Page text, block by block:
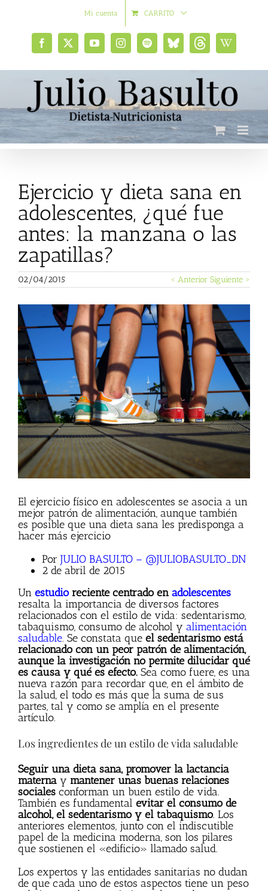
Mi cuenta CARRITO
Facebook
X YouTubeInstagramSpotifyBluesky
social
ThreadsWikipedia
Ejercicio y dieta sana en
adolescentes, ¿qué fue
antes: la manzana o las
zapatillas?
02/04/2015 < Anterior Siguiente >
Ver
imagen
más
grande
El ejercicio físico en adolescentes se asocia a un
mejor patrón de alimentación, aunque también
es posible que una dieta sana les predisponga a
hacer más ejercicio
Por JULIO BASULTO – @JULIOBASULTO_DN
2 de abril de 2015
Un estudio reciente centrado en adolescentes
resalta la importancia de diversos factores
relacionados con el estilo de vida: sedentarismo,
tabaquismo, consumo de alcohol y alimentación
saludable. Se constata que el sedentarismo está
relacionado con un peor patrón de alimentación,
aunque la investigación no permite dilucidar qué
es causa y qué es efecto. Sea como fuere, es una
nueva razón para recordar que, en el ámbito de
la salud, el todo es más que la suma de sus
partes, tal y como se amplía en el presente
artículo.
Los ingredientes de un estilo de vida saludable
Seguir una dieta sana, promover la lactancia
materna y mantener unas buenas relaciones
sociales conforman un buen estilo de vida.
También es fundamental evitar el consumo de
alcohol, el sedentarismo y el tabaquismo. Los
anteriores elementos, junto con el indiscutible
papel de la medicina moderna, son los pilares
que sostienen el «edificio» llamado salud.
Los expertos y las entidades sanitarias no dudan
de que cada uno de estos aspectos tiene un peso